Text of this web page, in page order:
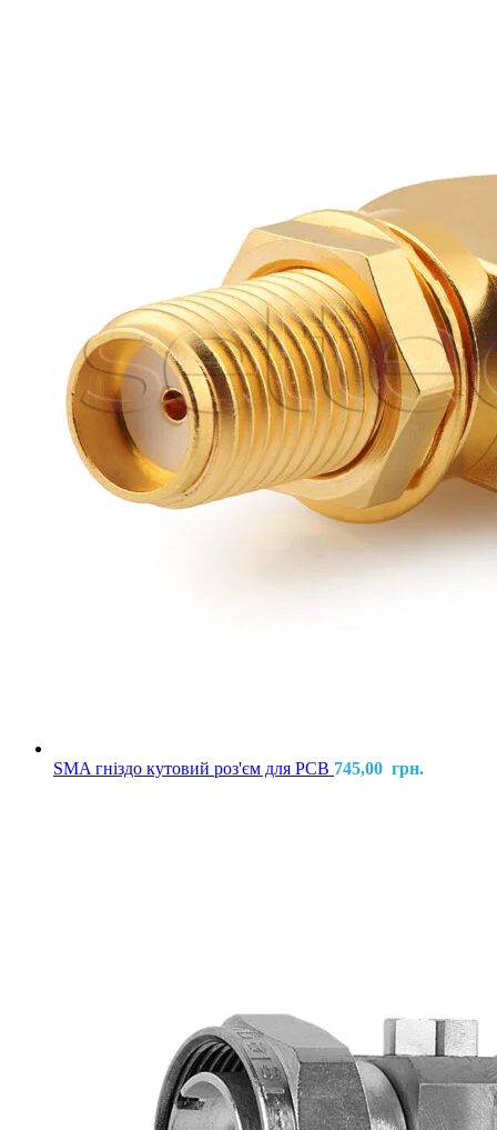
SMA гніздо кутовий роз'єм для PCB 745,00 грн.